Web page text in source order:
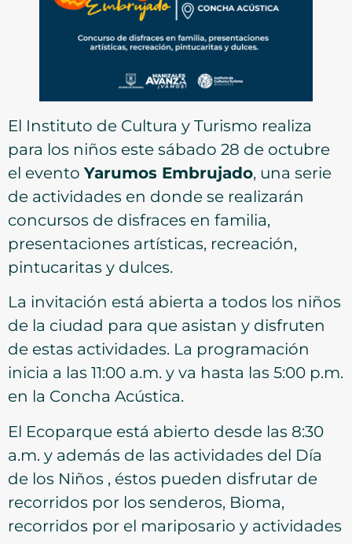
El Instituto de Cultura y Turismo realiza
para los niños este sábado 28 de octubre
el evento Yarumos Embrujado, una serie
de actividades en donde se realizarán
concursos de disfraces en familia,
presentaciones artísticas, recreación,
pintucaritas y dulces.
La invitación está abierta a todos los niños
de la ciudad para que asistan y disfruten
de estas actividades. La programación
inicia a las 11:00 a.m. y va hasta las 5:00 p.m.
en la Concha Acústica.
El Ecoparque está abierto desde las 8:30
a.m. y además de las actividades del Día
de los Niños , éstos pueden disfrutar de
recorridos por los senderos, Bioma,
recorridos por el mariposario y actividades